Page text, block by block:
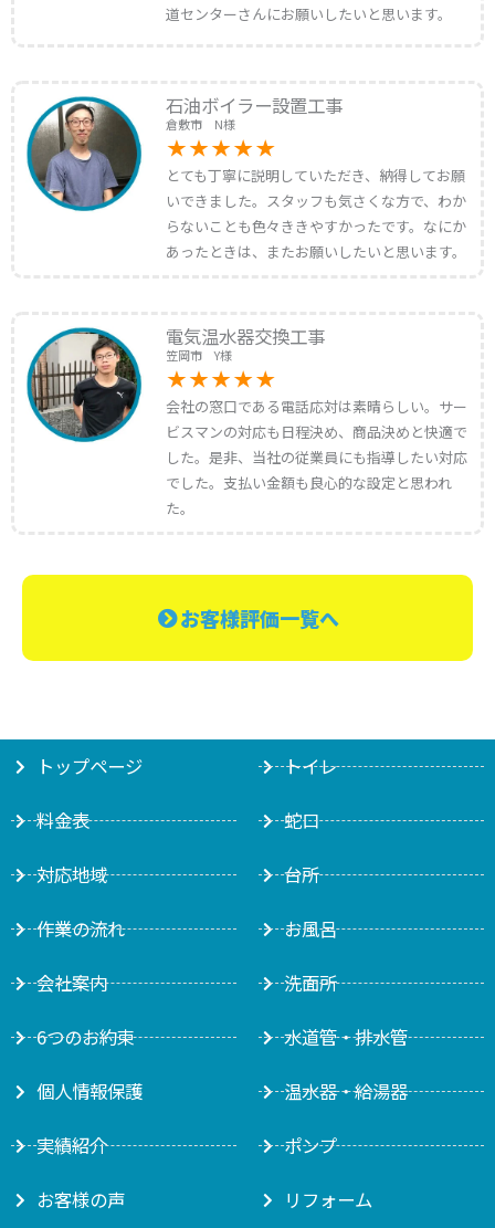
道センターさんにお願いしたいと思います。
石油ボイラー設置工事
倉敷市 N様
とても丁寧に説明していただき、納得してお願
いできました。スタッフも気さくな方で、わか
らないことも色々ききやすかったです。なにか
あったときは、またお願いしたいと思います。
電気温水器交換工事
笠岡市 Y様
会社の窓口である電話応対は素晴らしい。サー
ビスマンの対応も日程決め、商品決めと快適で
した。是非、当社の従業員にも指導したい対応
でした。支払い金額も良心的な設定と思われ
た。
お客様評価一覧へ
トップページ
料金表
対応地域
作業の流れ
会社案内
6つのお約束
個人情報保護
実績紹介
お客様の声
トイレ
蛇口
台所
お風呂
洗面所
水道管・排水管
温水器・給湯器
ポンプ
リフォーム